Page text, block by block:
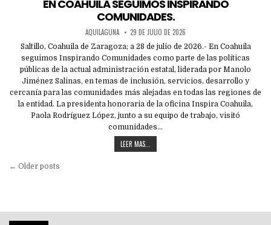
EN COAHUILA SEGUIMOS INSPIRANDO
COMUNIDADES.
AQUILAGUNA 29 DE JULIO DE 2026
Saltillo, Coahuila de Zaragoza; a 28 de julio de 2026.- En Coahuila
seguimos Inspirando Comunidades como parte de las políticas
públicas de la actual administración estatal, liderada por Manolo
Jiménez Salinas, en temas de inclusión, servicios, desarrollo y
cercanía para las comunidades más alejadas en todas las regiones de
la entidad. La presidenta honoraria de la oficina Inspira Coahuila,
Paola Rodríguez López, junto a su equipo de trabajo, visitó
comunidades…
LEER MAS...
Navegación
← Older posts